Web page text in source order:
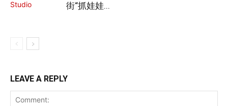
街“抓娃娃...
LEAVE A REPLY